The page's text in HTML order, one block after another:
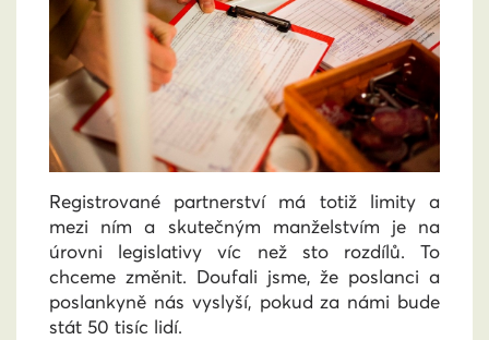
Registrované partnerství má totiž limity a
mezi ním a skutečným manželstvím je na
úrovni legislativy víc než sto rozdílů. To
chceme změnit. Doufali jsme, že poslanci a
poslankyně nás vyslyší, pokud za námi bude
stát 50 tisíc lidí.